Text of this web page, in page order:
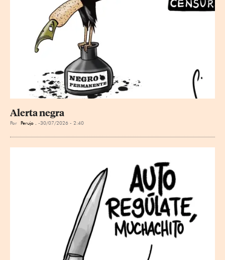
Alerta negra
Por Perujo . 30/07/2026 - 2:40